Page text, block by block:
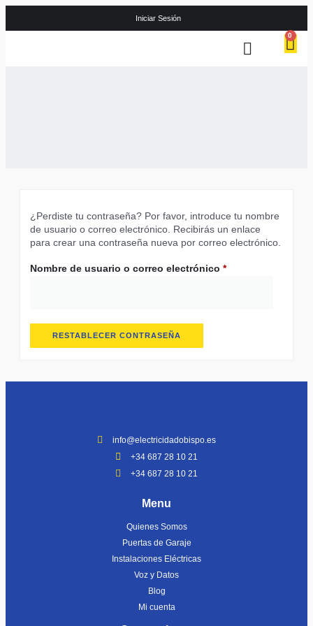
Iniciar Sesión
0
¿Perdiste tu contraseña? Por favor, introduce tu nombre
de usuario o correo electrónico. Recibirás un enlace
para crear una contraseña nueva por correo electrónico.
Nombre de usuario o correo electrónico *
RESTABLECER CONTRASEÑA
info@electricidadobispo.es
+34 687 28 10 21
+34 687 28 10 21
Menu
Quienes Somos
Puertas de Garaje
Instalaciones Eléctricas
Voz y Datos
Blog
Mi cuenta